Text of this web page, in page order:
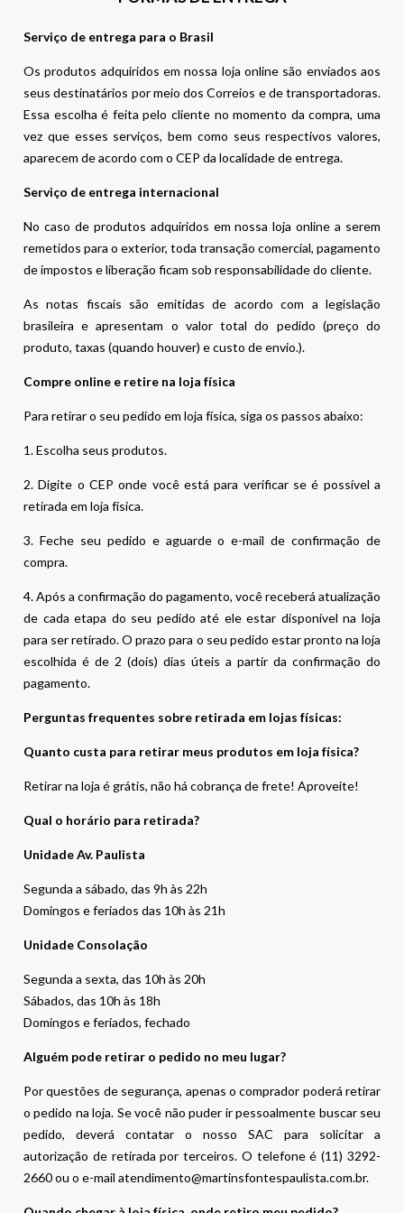
Serviço de entrega para o Brasil
Os produtos adquiridos em nossa loja online são enviados aos
seus destinatários por meio dos Correios e de transportadoras.
Essa escolha é feita pelo cliente no momento da compra, uma
vez que esses serviços, bem como seus respectivos valores,
aparecem de acordo com o CEP da localidade de entrega.
Serviço de entrega internacional
No caso de produtos adquiridos em nossa loja online a serem
remetidos para o exterior, toda transação comercial, pagamento
de impostos e liberação ficam sob responsabilidade do cliente.
As notas fiscais são emitidas de acordo com a legislação
brasileira e apresentam o valor total do pedido (preço do
produto, taxas (quando houver) e custo de envio.).
Compre online e retire na loja física
Para retirar o seu pedido em loja física, siga os passos abaixo:
1. Escolha seus produtos.
2. Digite o CEP onde você está para verificar se é possível a
retirada em loja física.
3. Feche seu pedido e aguarde o e-mail de confirmação de
compra.
4. Após a confirmação do pagamento, você receberá atualização
de cada etapa do seu pedido até ele estar disponível na loja
para ser retirado. O prazo para o seu pedido estar pronto na loja
escolhida é de 2 (dois) dias úteis a partir da confirmação do
pagamento.
Perguntas frequentes sobre retirada em lojas físicas:
Quanto custa para retirar meus produtos em loja física?
Retirar na loja é grátis, não há cobrança de frete! Aproveite!
Qual o horário para retirada?
Unidade Av. Paulista
Segunda a sábado, das 9h às 22h
Domingos e feriados das 10h às 21h
Unidade Consolação
Segunda a sexta, das 10h às 20h
Sábados, das 10h às 18h
Domingos e feriados, fechado
Alguém pode retirar o pedido no meu lugar?
Por questões de segurança, apenas o comprador poderá retirar
o pedido na loja. Se você não puder ir pessoalmente buscar seu
pedido, deverá contatar o nosso SAC para solicitar a
autorização de retirada por terceiros. O telefone é (11) 3292-
2660 ou o e-mail atendimento@martinsfontespaulista.com.br.